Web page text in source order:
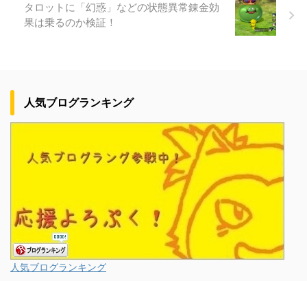
タロットに「幻惑」などの状態異常錬金効
果は乗るのか検証！
人気ブログランキング
人気ブログランキング